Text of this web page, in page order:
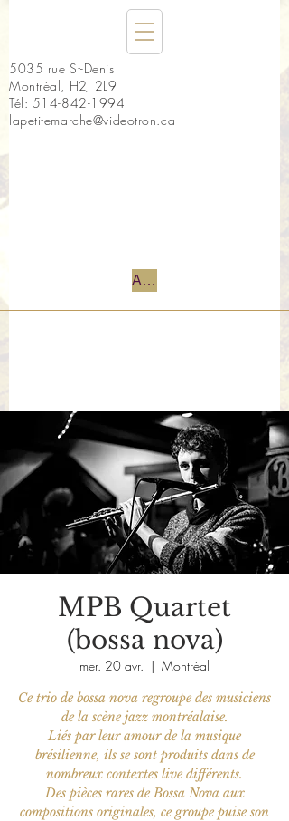
5035 rue St-Denis
Montréal, H2J 2L9
Tél: 514-842-1994
lapetitemarche@videotron.ca
Accueil
MPB Quartet
(bossa nova)
mer. 20 avr.
  |
Montréal
Ce trio de bossa nova regroupe des musiciens
de la scène jazz montréalaise.
Liés par leur amour de la musique
brésilienne, ils se sont produits dans de
nombreux contextes live différents.
Des pièces rares de Bossa Nova aux
compositions originales, ce groupe puise son